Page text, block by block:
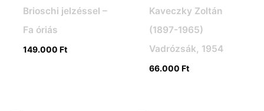
Brioschi jelzéssel –
Fa óriás
149.000 Ft
Kaveczky Zoltán
(1897-1965)
Vadrózsák, 1954
66.000 Ft